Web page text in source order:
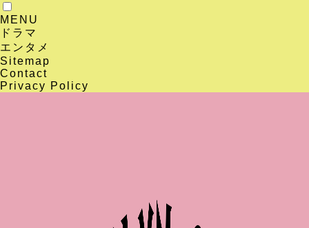
MENU
ドラマ
エンタメ
Sitemap
Contact
Privacy Policy